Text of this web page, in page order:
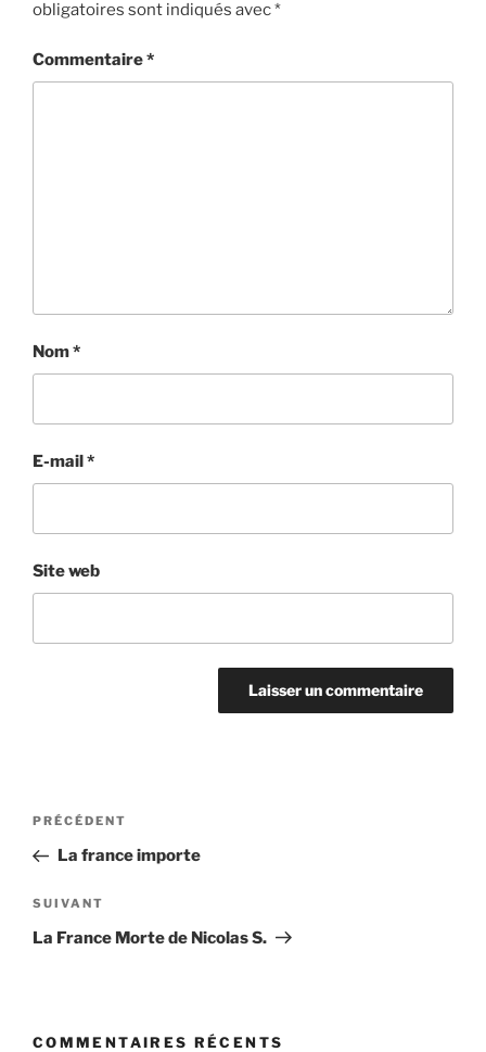
obligatoires sont indiqués avec*
Commentaire*
Nom*
E-mail*
Site web
Navigation
l’article
Article
précédent
PRÉCÉDENT
La france importe
Article
suivant
SUIVANT
La France Morte de Nicolas S.
COMMENTAIRES RÉCENTS